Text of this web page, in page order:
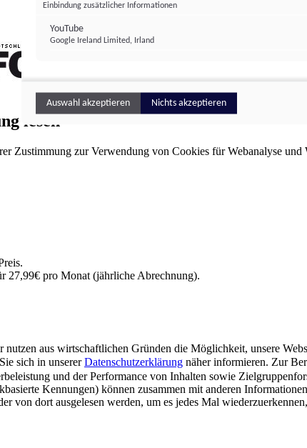
professionell
lesen
Zustimmung zur Verwendung von Cookies für Webanalyse und
27,99€ pro Monat (jährliche Abrechnung).
aus wirtschaftlichen Gründen die Möglichkeit, unsere
sich in unsererDatenschutzerklärung näher informieren. Zur
und der Performance von Inhalten sowie
Kennungen) können zusammen mit anderen
von dort ausgelesen werden, um es jedes Mal
Einbindung zusätzlicher Informationen
YouTube
Google Ireland Limited, Irland
Auswahl akzeptieren Nichts akzeptieren